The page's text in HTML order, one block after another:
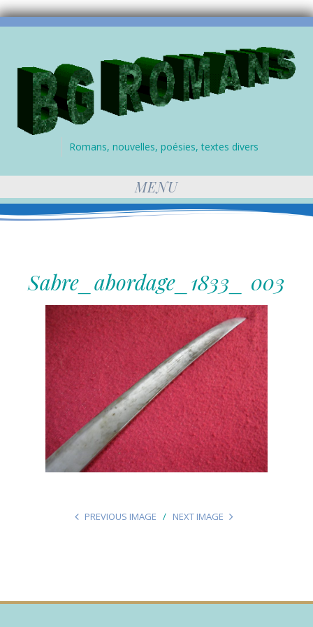
Romans, nouvelles, poésies, textes divers
MENU
Sabre_abordage_1833_ 003
PREVIOUS IMAGE NEXT IMAGE